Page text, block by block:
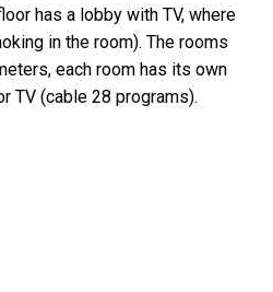
has a lobby with TV, where
in the room). The rooms
each room has its own
TV (cable 28 programs).